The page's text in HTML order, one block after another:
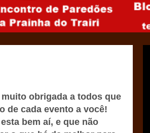
obrigada a todos que
de cada evento a você!
bem aí, e que não